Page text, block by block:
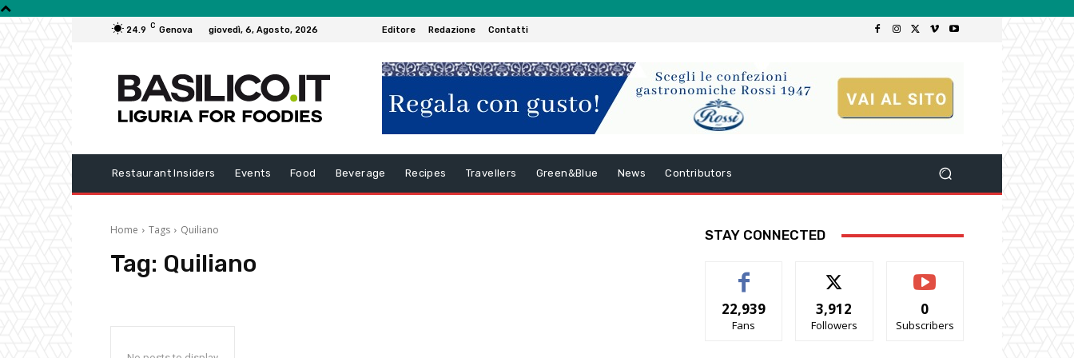
24.9 C Genova giovedì, 6, Agosto, 2026 Editore Redazione Contatti
Restaurant Insiders Events Food Beverage Recipes Travellers Green&Blue News Contributors
Home Tags Quiliano
Tag: Quiliano
STAY CONNECTED
22,939
Fans
3,912
Followers
0
Subscribers